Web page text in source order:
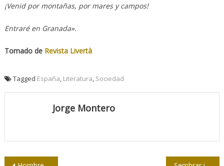
¡Venid por montañas, por mares y campos!
Entraré en Granada».
Tomado de Revista Livertà
Tagged España Literatura Sociedad
Jorge Montero